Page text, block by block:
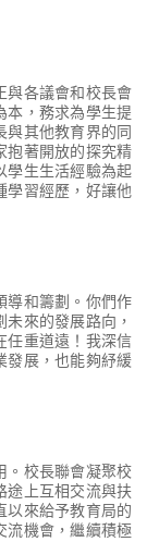
與各議會和校長會
本，務求為學生提
與其他教育界的同
抱著開放的探究精
學生生活經驗為起
學習經歷，好讓他
導和籌劃。你們作
來的發展路向，
任重道遠！我深信
發展，也能夠紓緩
。校長聯會凝聚校
途上互相交流與扶
以來給予教育局的
流機會，繼續積極